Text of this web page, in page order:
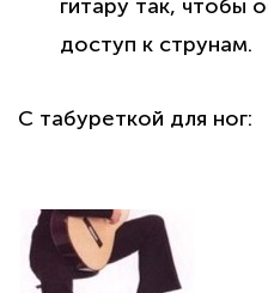
гитару так, чтобы
доступ к струнам.
С табуреткой для